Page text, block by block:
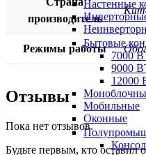
Настенные
Бытовые
7000
9000
12000
Мобильные
Оконные
производитель
Режимы работы
Отзывы
Пока нет отзывов.
Будьте первым, кто оставил